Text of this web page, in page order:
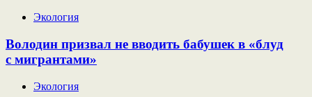
Экология
Володин призвал не вводить бабушек в «блуд
с мигрантами»
Экология